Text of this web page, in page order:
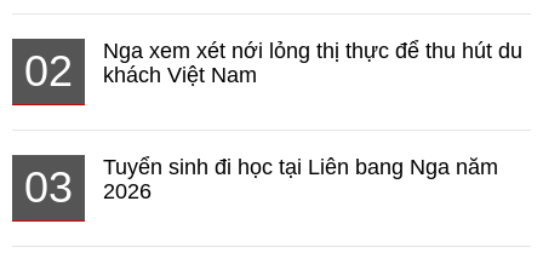
02
Nga xem xét nới lỏng thị thực để thu hút du
khách Việt Nam
03
Tuyển sinh đi học tại Liên bang Nga năm
2026